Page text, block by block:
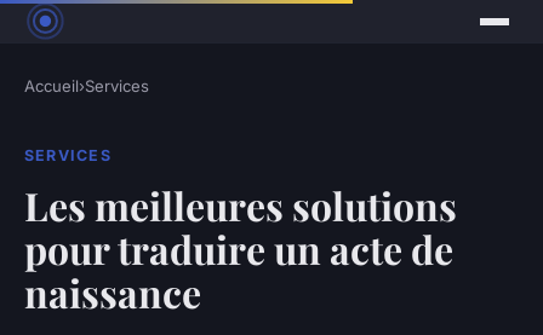
Accueil›Services
SERVICES
Les meilleures solutions
pour traduire un acte de
naissance